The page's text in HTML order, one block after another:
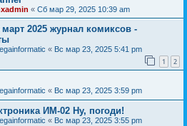
« Сб мар 29, 2025 10:39 am
2025 журнал комиксов -
« Вс мар 23, 2025 5:41 pm
1 2
« Вс мар 23, 2025 3:59 pm
ИМ-02 Ну, погоди!
« Вс мар 23, 2025 3:55 pm